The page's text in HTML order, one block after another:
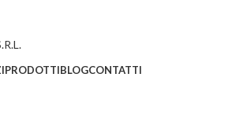
PRODOTTIBLOGCONTATTI